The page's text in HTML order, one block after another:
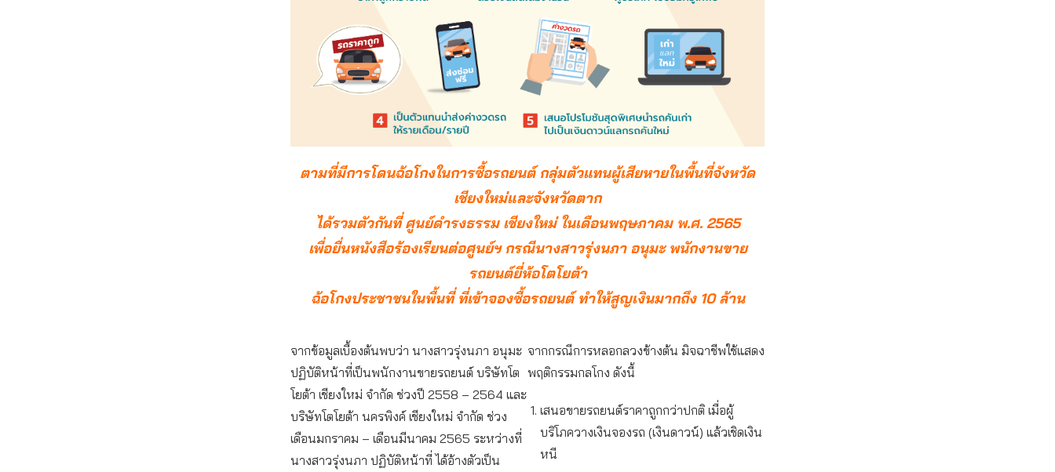
ตามที่มีการโดนฉ้อโกงในการซื้อรถยนต์ กลุ่มตัวแทนผู้เสียหายในพื้นที่จังหวัด
เชียงใหม่และจังหวัดตาก
ได้รวมตัวกันที่ ศูนย์ดำรงธรรม เชียงใหม่ ในเดือนพฤษภาคม พ.ศ. 2565
เพื่อยื่นหนังสือร้องเรียนต่อศูนย์ฯ กรณีนางสาวรุ่งนภา อนุมะ พนักงานขาย
รถยนต์ยี่ห้อโตโยต้า
ฉ้อโกงประชาชนในพื้นที่ ที่เข้าจองซื้อรถยนต์ ทำให้สูญเงินมากถึง 10 ล้าน
จากข้อมูลเบื้องต้นพบว่า นางสาวรุ่งนภา อนุมะ
ปฏิบัติหน้าที่เป็นพนักงานขายรถยนต์ บริษัทโต
โยต้า เชียงใหม่ จำกัด ช่วงปี 2558 – 2564 และ
บริษัทโตโยต้า นครพิงค์ เชียงใหม่ จำกัด ช่วง
เดือนมกราคม – เดือนมีนาคม 2565 ระหว่างที่
นางสาวรุ่งนภา ปฏิบัติหน้าที่ ได้อ้างตัวเป็น
จากกรณีการหลอกลวงข้างต้น มิจฉาชีพใช้แสดง
พฤติกรรมกลโกง ดังนี้
เสนอขายรถยนต์ราคาถูกกว่าปกติ เมื่อผู้
บริโภควางเงินจองรถ (เงินดาวน์) แล้วเชิดเงิน
หนี